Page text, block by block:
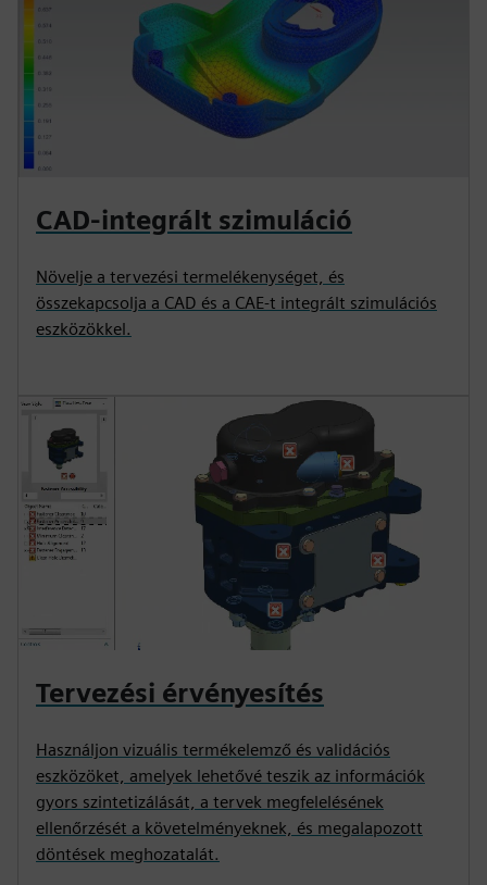
CAD-integrált szimuláció
Növelje a tervezési termelékenységet, és
összekapcsolja a CAD és a CAE-t integrált szimulációs
eszközökkel.
Tervezési érvényesítés
Használjon vizuális termékelemző és validációs
eszközöket, amelyek lehetővé teszik az információk
gyors szintetizálását, a tervek megfelelésének
ellenőrzését a követelményeknek, és megalapozott
döntések meghozatalát.